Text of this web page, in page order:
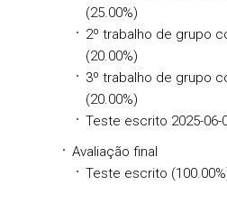
(25.00%)
2º trabalho de grupo
(20.00%)
3º trabalho de grupo
(20.00%)
Teste escrito 2025-06-
Avaliação final
Teste escrito